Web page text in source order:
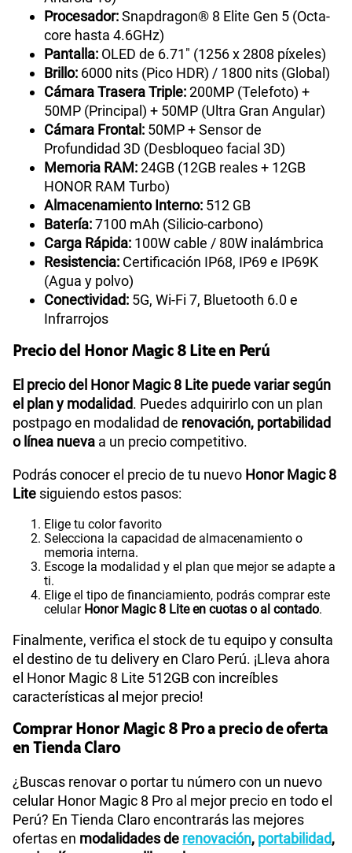
Procesador:Snapdragon® 8 Elite Gen 5 (Octa-
core hasta 4.6GHz)
Pantalla: OLED de 6.71" (1256 x 2808 píxeles)
Brillo: 6000 nits (Pico HDR) / 1800 nits (Global)
Cámara Trasera Triple:200MP (Telefoto) +
50MP (Principal) + 50MP (Ultra Gran Angular)
Cámara Frontal: 50MP + Sensor de
Profundidad 3D (Desbloqueo facial 3D)
Memoria RAM:24GB (12GB reales + 12GB
HONOR RAM Turbo)
Almacenamiento Interno: 512 GB
Batería:7100 mAh (Silicio-carbono)
Carga Rápida: 100W cable / 80W inalámbrica
Resistencia: Certificación IP68, IP69 e IP69K
(Agua y polvo)
Conectividad: 5G, Wi-Fi 7, Bluetooth 6.0 e
Infrarrojos
Precio del Honor Magic 8 Lite en Perú
El precio del Honor Magic 8 Lite puede variar según
el plan y modalidad. Puedes adquirirlo con un plan
postpago en modalidad de renovación, portabilidad
o línea nueva a un precio competitivo.
Podrás conocer el precio de tu nuevo Honor Magic 8
Lite siguiendo estos pasos:
Elige tu color favorito
Selecciona la capacidad de almacenamiento o
memoria interna.
Escoge la modalidad y el plan que mejor se adapte a
ti.
Elige el tipo de financiamiento, podrás comprar este
celular Honor Magic 8 Lite en cuotas o al contado.
Finalmente, verifica el stock de tu equipo y consulta
el destino de tu delivery en Claro Perú. ¡Lleva ahora
el Honor Magic 8 Lite 512GB con increíbles
características al mejor precio!
Comprar Honor Magic 8 Pro a precio de oferta
en Tienda Claro
¿Buscas renovar o portar tu número con un nuevo
celular Honor Magic 8 Pro al mejor precio en todo el
Perú? En Tienda Claro encontrarás las mejores
ofertas en modalidades de renovación, portabilidad,